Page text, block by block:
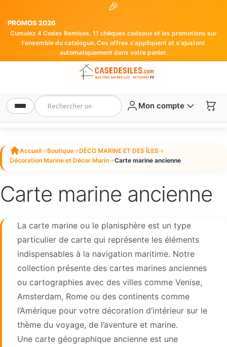
🎉
PROMOS 2026
Cumulez 4 Codes Remises, 11 chèques cadeaux et les promotions sur
l'ensemble du catalogue. Ces offres s'appliquent et s'ajustent
automatiquement dans votre panier.
Mon compte
Accueil→Boutique→DÉCO MARINE ET DES ÎLES→
Décoration Marine et Décor Marin→Carte marine ancienne
Carte marine ancienne
La carte marine ou le planisphère est un type
particulier de carte qui représente les éléments
indispensables à la navigation maritime. Notre
collection présente des cartes marines anciennes
ou cartographies avec des villes comme Venise,
Amsterdam, Rome ou des continents comme
l’Amérique pour votre décoration d’intérieur sur le
thème du voyage, de l’aventure et marine.
Une carte géographique ancienne est une